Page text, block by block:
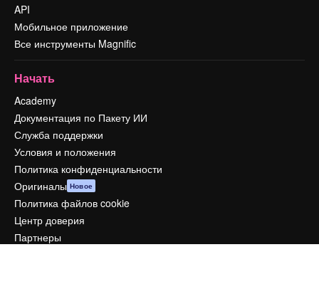
API
Мобильное приложение
Все инструменты Magnific
Начать
Academy
Документация по Пакету ИИ
Служба поддержки
Условия и положения
Политика конфиденциальности
Оригиналы Новое
Политика файлов cookie
Центр доверия
Партнеры